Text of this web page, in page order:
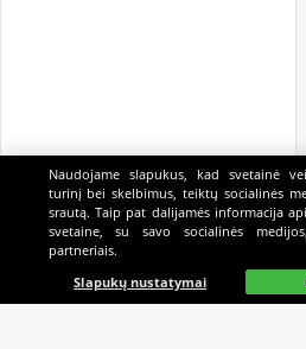
Pagrindinis Gyvai Paieška
Naudojame slapukus, kad svetainė
turinį bei skelbimus, teiktų socialinės
srautą. Taip pat dalijamės informacija
svetaine, su savo socialinės
partneriais.
Slapukų nustatymai